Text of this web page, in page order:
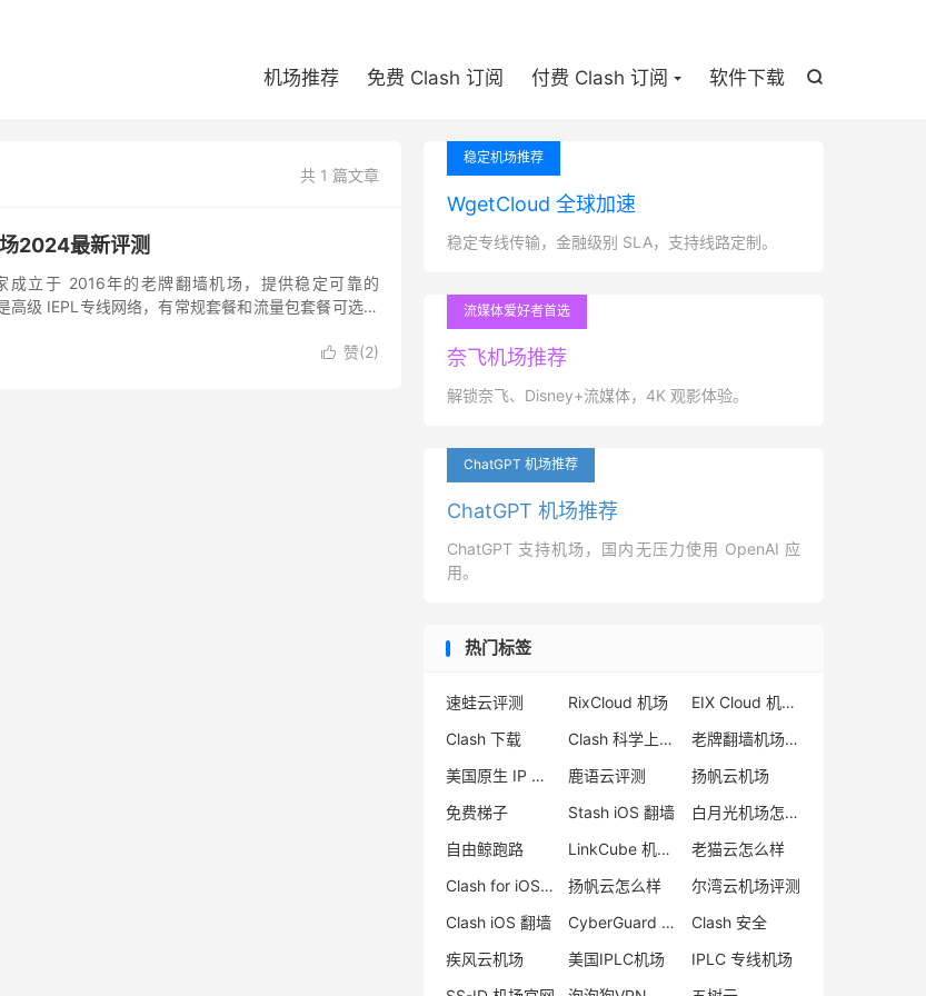

机场推荐 免费 Clash 订阅 付费 Clash 订阅 软件下载
共 1 篇文章
2024最新评测
成立于 2016年的老牌翻墙机场，提供稳定可靠的
级 IEPL专线网络，有常规套餐和流量包套餐可选，
 赞(2)
稳定机场推荐
WgetCloud 全球加速
稳定专线传输，金融级别 SLA，支持线路定制。
流媒体爱好者首选
奈飞机场推荐
解锁奈飞、Disney+流媒体，4K 观影体验。
ChatGPT 机场推荐
ChatGPT 机场推荐
ChatGPT 支持机场，国内无压力使用 OpenAI 应
用。
热门标签
速蛙云评测 RixCloud 机场
EIX Cloud 机场评测
Clash 下载
Clash 科学上网教程
老牌翻墙机场推荐
美国原生 IP 机场
鹿语云评测
扬帆云机场
免费梯子
Stash iOS 翻墙
白月光机场怎么样
自由鲸跑路
LinkCube 机场测评
老猫云怎么样
Clash for iOS 下载
扬帆云怎么样
尔湾云机场评测
Clash iOS 翻墙
CyberGuard 机场怎么样
Clash 安全
疾风云机场
美国IPLC机场
IPLC 专线机场